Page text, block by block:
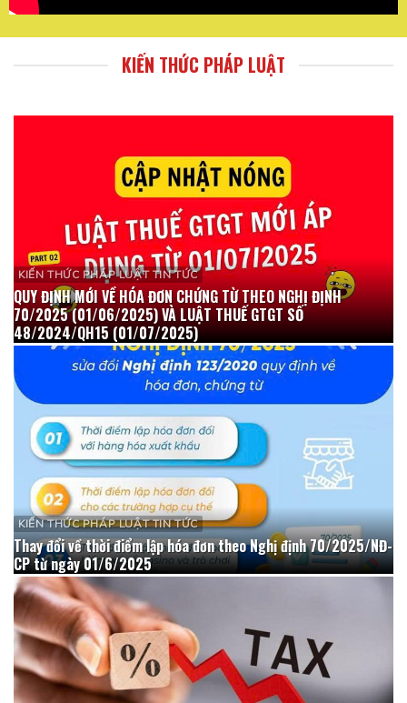
KIẾN THỨC PHÁP LUẬT
KIẾN THỨC PHÁP LUẬT TIN TỨC
QUY ĐỊNH MỚI VỀ HÓA ĐƠN CHỨNG TỪ THEO NGHỊ ĐỊNH
70/2025 (01/06/2025) VÀ LUẬT THUẾ GTGT SỐ
48/2024/QH15 (01/07/2025)
KIẾN THỨC PHÁP LUẬT TIN TỨC
Thay đổi về thời điểm lập hóa đơn theo Nghị định 70/2025/NĐ-
CP từ ngày 01/6/2025